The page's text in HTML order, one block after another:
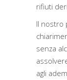
rifiuti
Il nostro
senza
agli